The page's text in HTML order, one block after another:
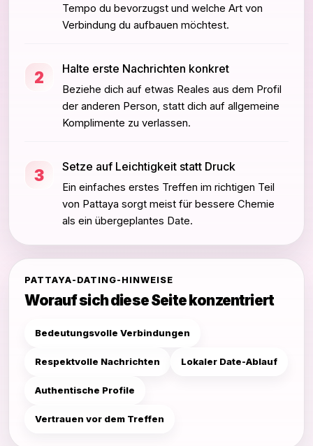
Tempo du bevorzugst und welche Art von
Verbindung du aufbauen möchtest.
2 Halte erste Nachrichten konkret
Beziehe dich auf etwas Reales aus dem Profil
der anderen Person, statt dich auf allgemeine
Komplimente zu verlassen.
3 Setze auf Leichtigkeit statt Druck
Ein einfaches erstes Treffen im richtigen Teil
von Pattaya sorgt meist für bessere Chemie
als ein übergeplantes Date.
PATTAYA-DATING-HINWEISE
Worauf sich diese Seite konzentriert
Bedeutungsvolle Verbindungen
Respektvolle Nachrichten Lokaler Date-Ablauf
Authentische Profile
Vertrauen vor dem Treffen